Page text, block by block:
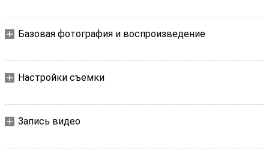
Базовая фотография и воспроизведение
Настройки съемки
Запись видео